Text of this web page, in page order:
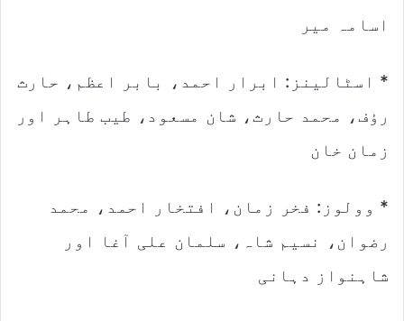
اسامہ میر
* اسٹالینز: ابرار احمد، بابر اعظم، حارث
رؤف، محمد حارث، شان مسعود، طیب طاہر اور
زمان خان
* وولوز: فخر زمان، افتخار احمد، محمد
رضوان، نسیم شاہ، سلمان علی آغا اور
شاہنواز دہانی